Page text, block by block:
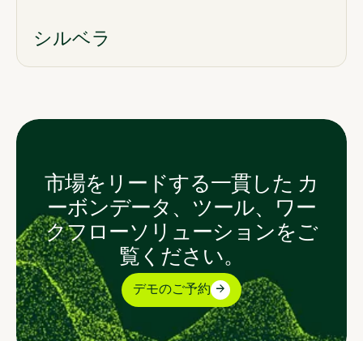
シルベラ
市場をリードする一貫した カ
ーボンデータ、ツール、ワー
クフローソリューションをご
覧ください。
デモのご予約